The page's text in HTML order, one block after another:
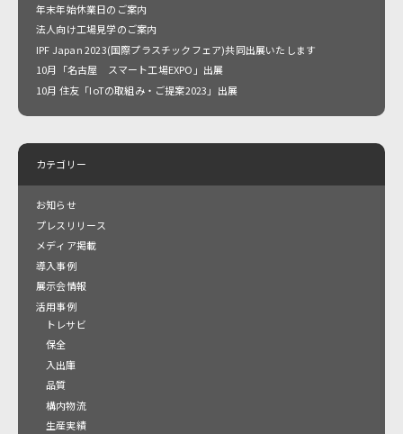
年末年始休業日のご案内
法人向け工場見学のご案内
IPF Japan 2023(国際プラスチックフェア)共同出展いたします
10月「名古屋 スマート工場EXPO」出展
10月 住友「IoTの取組み・ご提案2023」出展
カテゴリー
お知らせ
プレスリリース
メディア掲載
導入事例
展示会情報
活用事例
トレサビ
保全
入出庫
品質
構内物流
生産実績